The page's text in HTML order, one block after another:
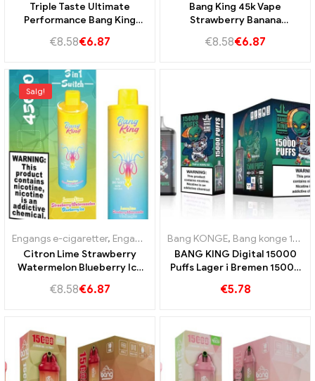
Triple Taste Ultimate
Performance Bang King
Kiwi og Sour Mango ananas
€8.58€6.87
Bang King 45k Vape
Strawberry Banana
Lemon Lime
€8.58€6.87
Salg!
Engangs e-cigaretter, Engangs e-cigaretter Bulgarien , Engangs e-
Citron Lime Strawberry
Watermelon Blueberry Ice
€8.58€6.87
Bang KONGE, Bang konge 15000 Pust
BANG KING Digital 15000
Puffs Lager i Bremen 15000
€5.78